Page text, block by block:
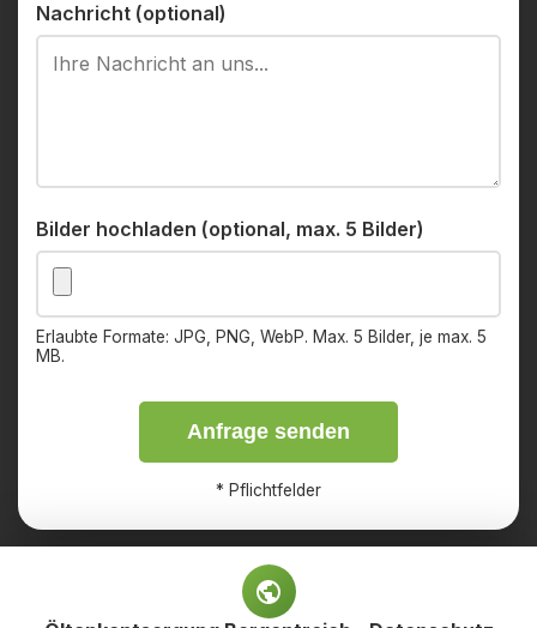
Nachricht (optional)
Bilder hochladen (optional, max. 5 Bilder)
Erlaubte Formate: JPG, PNG, WebP. Max. 5 Bilder, je max. 5
MB.
Anfrage senden
* Pflichtfelder